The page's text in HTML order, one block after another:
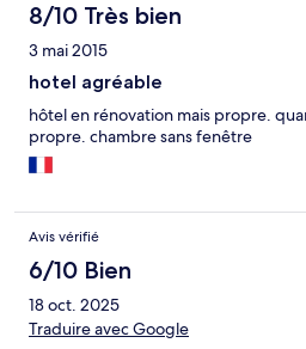
8/10 Très bien
3 mai 2015
hotel agréable
hôtel en rénovation mais propre.
propre. chambre sans fenêtre
Avis vérifié
6/10 Bien
18 oct. 2025
Traduire avec Google